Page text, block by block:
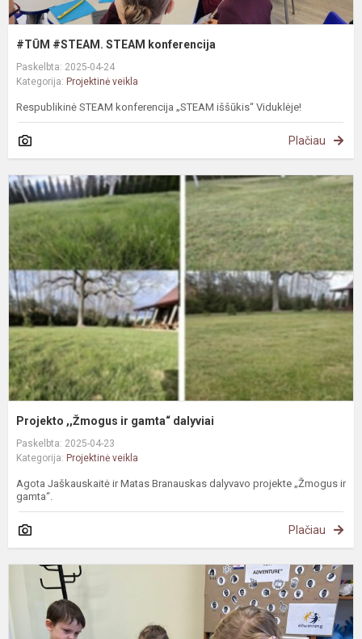
#TŪM #STEAM. STEAM konferencija
Paskelbta: 2025-04-24
Kategorija: Projektinė veikla
Respublikinė STEAM konferencija „STEAM iššūkis“ Viduklėje!
Plačiau
Projekto ,,Žmogus ir gamta“ dalyviai
Paskelbta: 2025-04-23
Kategorija: Projektinė veikla
Agota Jaškauskaitė ir Matas Branauskas dalyvavo projekte „Žmogus ir
gamta“.
Plačiau